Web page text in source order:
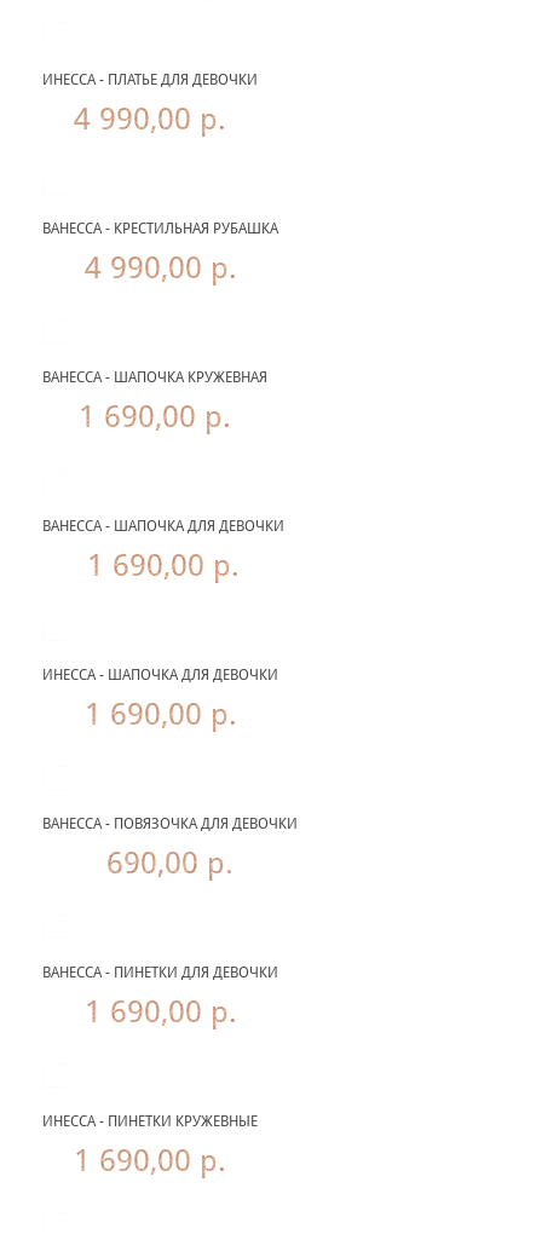
ИНЕССА - ПЛАТЬЕ ДЛЯ ДЕВОЧКИ
4 990,00 р.
ВАНЕССА - КРЕСТИЛЬНАЯ РУБАШКА
4 990,00 р.
ВАНЕССА - ШАПОЧКА КРУЖЕВНАЯ
1 690,00 р.
ВАНЕССА - ШАПОЧКА ДЛЯ ДЕВОЧКИ
1 690,00 р.
ИНЕССА - ШАПОЧКА ДЛЯ ДЕВОЧКИ
1 690,00 р.
ВАНЕССА - ПОВЯЗОЧКА ДЛЯ ДЕВОЧКИ
690,00 р.
ВАНЕССА - ПИНЕТКИ ДЛЯ ДЕВОЧКИ
1 690,00 р.
ИНЕССА - ПИНЕТКИ КРУЖЕВНЫЕ
1 690,00 р.